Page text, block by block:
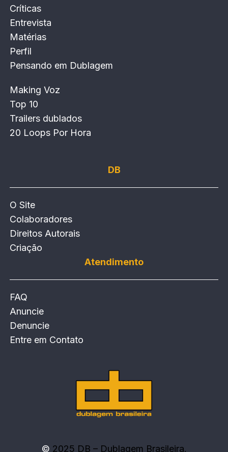
Críticas
Entrevista
Matérias
Perfil
Pensando em Dublagem
Making Voz
Top 10
Trailers dublados
20 Loops Por Hora
DB
O Site
Colaboradores
Direitos Autorais
Criação
Atendimento
FAQ
Anuncie
Denuncie
Entre em Contato
© 2025 DB – Dublagem Brasileira.